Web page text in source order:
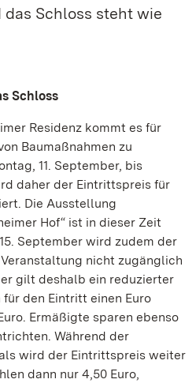
Schloss steht wie
Schloss
Residenz kommt es für
Baumaßnahmen zu
11. September, bis
daher der Eintrittspreis für
Die Ausstellung
Hof“ ist in dieser Zeit
September wird zudem der
nicht zugänglich
gilt deshalb ein reduzierter
den Eintritt einen Euro
Ermäßigte sparen ebenso
Während der
wird der Eintrittspreis weiter
dann nur 4,50 Euro,